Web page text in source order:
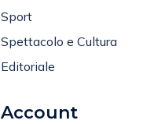
Sport
Spettacolo e Cultura
Editoriale
Account